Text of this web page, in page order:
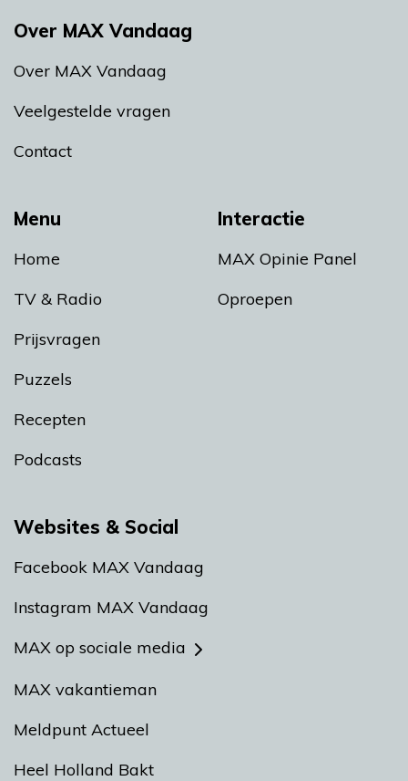
Menu
Home
TV & Radio
Prijsvragen
Puzzels
Recepten
Podcasts
Interactie
MAX Opinie Panel
Oproepen
Over MAX Vandaag
Over MAX Vandaag
Veelgestelde vragen
Contact
Websites & Social
Facebook MAX Vandaag
Instagram MAX Vandaag
MAX op sociale media
MAX vakantieman
Meldpunt Actueel
Heel Holland Bakt